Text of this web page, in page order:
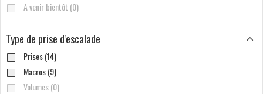
A venir bientôt (0)
Type de prise d'escalade
Prises (14)
Macros (9)
Volumes (0)